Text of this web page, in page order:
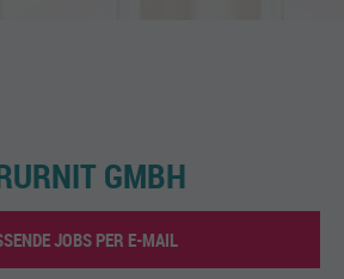
GMBH
JOBS PER E-MAIL